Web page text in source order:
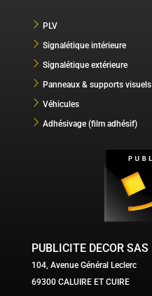
PLV
Signalétique intérieure
Signalétique extérieure
Panneaux & supports visuels
Véhicules
Adhésivage (film adhésif)
PUBLICITE DECOR SAS
104, Avenue Général Leclerc
69300 CALUIRE ET CUIRE